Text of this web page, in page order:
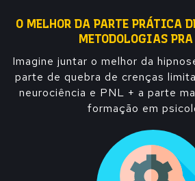
O MELHOR DA PARTE PRÁTICA
METODOLOGIAS
Imagine juntar o melhor da
parte de quebra de crenças
neurociência e PNL + a parte
formação em